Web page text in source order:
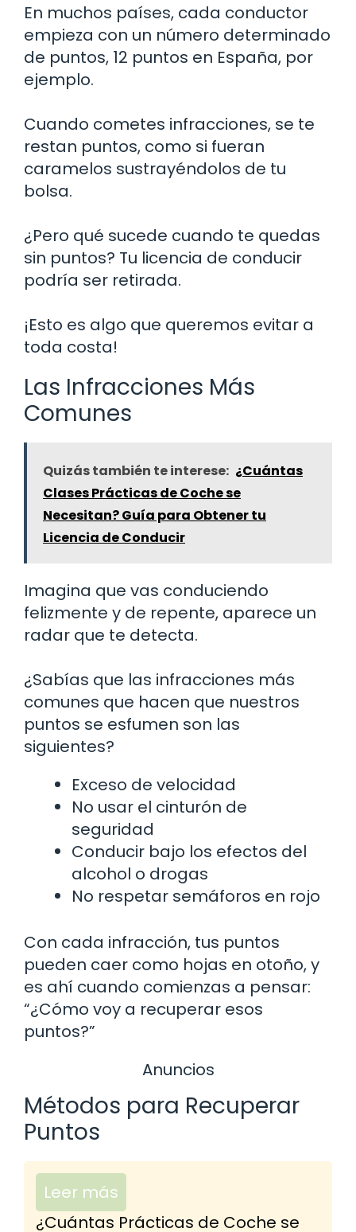
En muchos países, cada conductor
empieza con un número determinado
de puntos, 12 puntos en España, por
ejemplo.
Cuando cometes infracciones, se te
restan puntos, como si fueran
caramelos sustrayéndolos de tu
bolsa.
¿Pero qué sucede cuando te quedas
sin puntos? Tu licencia de conducir
podría ser retirada.
¡Esto es algo que queremos evitar a
toda costa!
Las Infracciones Más
Comunes
Quizás también te interese: ¿Cuántas
Clases Prácticas de Coche se
Necesitan? Guía para Obtener tu
Licencia de Conducir
Imagina que vas conduciendo
felizmente y de repente, aparece un
radar que te detecta.
¿Sabías que las infracciones más
comunes que hacen que nuestros
puntos se esfumen son las
siguientes?
Exceso de velocidad
No usar el cinturón de
seguridad
Conducir bajo los efectos del
alcohol o drogas
No respetar semáforos en rojo
Con cada infracción, tus puntos
pueden caer como hojas en otoño, y
es ahí cuando comienzas a pensar:
“¿Cómo voy a recuperar esos
puntos?”
Anuncios
Métodos para Recuperar
Puntos
Leer más
¿Cuántas Prácticas de Coche se